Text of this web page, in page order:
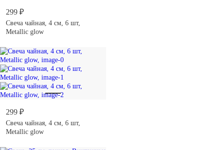
299 ₽
Свеча чайная, 4 см, 6 шт,
Metallic glow
299 ₽
Свеча чайная, 4 см, 6 шт,
Metallic glow